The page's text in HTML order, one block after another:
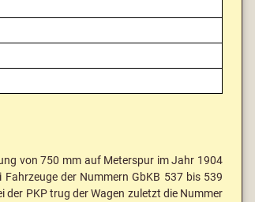
von 750 mm auf Meterspur im Jahr 1904
der Nummern GbKB 537 bis 539
PKP trug der Wagen zuletzt die Nummer